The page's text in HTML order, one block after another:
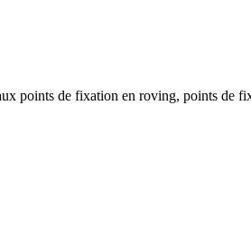
points de fixation en roving, points de